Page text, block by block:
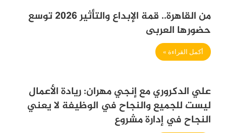
من القاهرة.. قمة الإبداع والتأثير 2026 توسع
حضورها العربى
أكمل القراءة »
علي الدكروري مع إنجي مهران: ريادة الأعمال
ليست للجميع والنجاح في الوظيفة لا يعني
النجاح في إدارة مشروع